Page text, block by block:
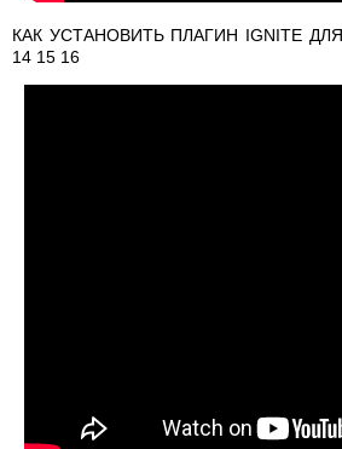
КАК УСТАНОВИТЬ ПЛАГИН IGNITE ДЛЯ
14 15 16